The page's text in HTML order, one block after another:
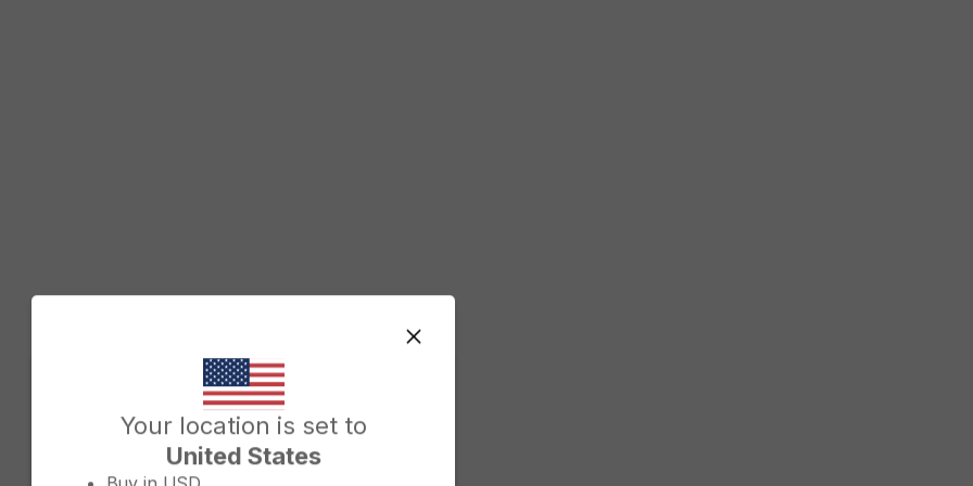
Your location is set to
United States
Change country/region